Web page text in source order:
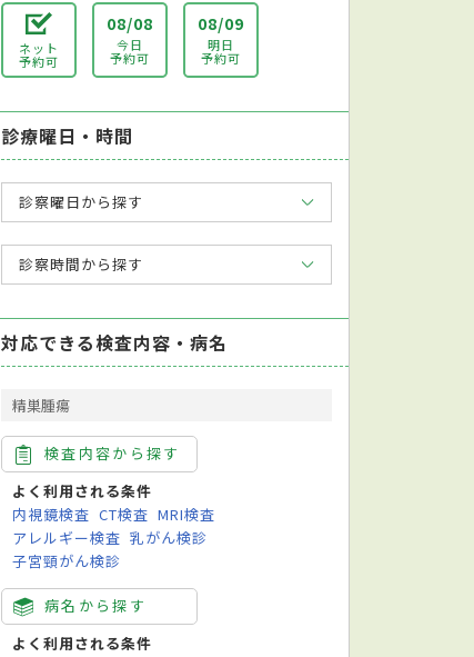
ネット
予約可
08/08
今日
予約可
08/09
明日
予約可
診療曜日・時間
診察曜日から探す
診察時間から探す
対応できる検査内容・病名
精巣腫瘍
検査内容から探す
よく利用される条件
内視鏡検査 CT検査 MRI検査
アレルギー検査 乳がん検診
子宮頸がん検診
病名から探す
よく利用される条件